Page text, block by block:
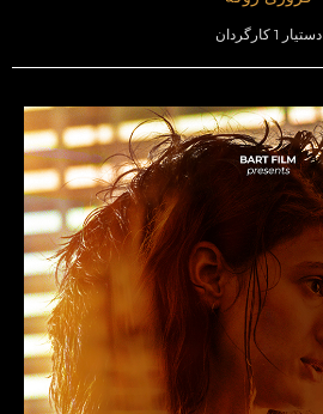
دستیار 1 کارگردان